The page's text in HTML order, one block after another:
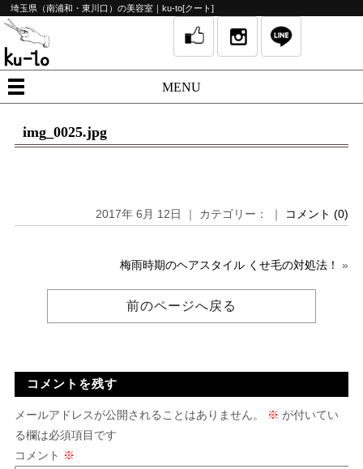
埼玉県（南浦和・東川口）の美容室｜ku-to[クート]
MENU
img_0025.jpg
2017年 6月 12日 ｜ カテゴリー： ｜ コメント (0)
梅雨時期のヘアスタイル くせ毛の対処法！ »
前のページへ戻る
コメントを残す
メールアドレスが公開されることはありません。 ※ が付いてい
る欄は必須項目です
コメント ※